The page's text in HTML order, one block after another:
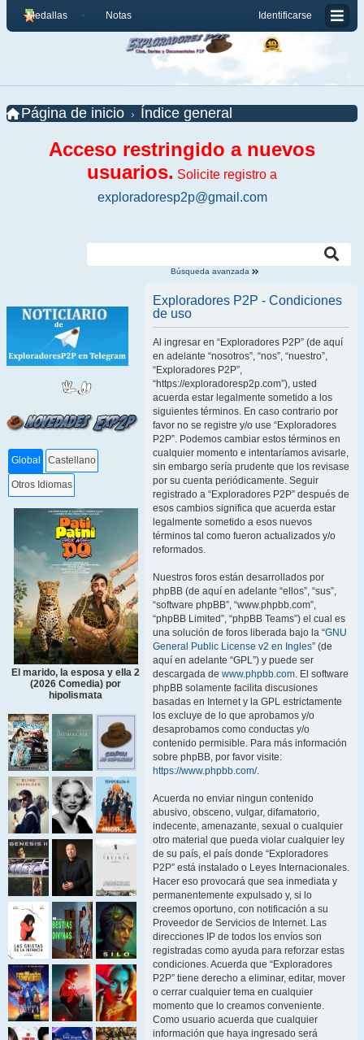
Identificarse
Medallas Notas
Página de inicio Índice general
Acceso restringido a nuevos
usuarios. Solicite registro a
exploradoresp2p@gmail.com
Búsqueda avanzada
Global Castellano
Otros Idiomas
El marido, la esposa y ella 2
(2026 Comedia) por
hipolismata
Exploradores P2P - Condiciones
de uso
Al ingresar en “Exploradores P2P” (de aquí
en adelante “nosotros”, “nos”, “nuestro”,
“Exploradores P2P”,
“https://exploradoresp2p.com”), usted
acuerda estar legalmente sometido a los
siguientes términos. En caso contrario por
favor no se registre y/o use “Exploradores
P2P”. Podemos cambiar estos términos en
cualquier momento e intentaríamos avisarle,
sin embargo sería prudente que los revisase
por su cuenta periódicamente. Seguir
registrado a “Exploradores P2P” después de
esos cambios significa que acuerda estar
legalmente sometido a esos nuevos
términos tal como fueron actualizados y/o
reformados.
Nuestros foros están desarrollados por
phpBB (de aquí en adelante “ellos”, “sus”,
“software phpBB”, “www.phpbb.com”,
“phpBB Limited”, “phpBB Teams”) el cual es
una solución de foros liberada bajo la “GNU
General Public License v2 en Ingles” (de
aquí en adelante “GPL”) y puede ser
descargada de www.phpbb.com. El software
phpBB solamente facilita discusiones
basadas en Internet y la GPL estrictamente
los excluye de lo que aprobamos y/o
desaprobamos como conductas y/o
contenido permisible. Para más información
sobre phpBB, por favor visite:
https://www.phpbb.com/.
Acuerda no enviar ningun contenido
abusivo, obsceno, vulgar, difamatorio,
indecente, amenazante, sexual o cualquier
otro material que pueda violar cualquier ley
de su país, el país donde “Exploradores
P2P” está instalado o Leyes Internacionales.
Hacer eso provocará que sea inmediata y
permanentemente expulsado y, si lo
creemos oportuno, con notificación a su
Proveedor de Servicios de Internet. Las
direcciones IP de todos los envíos son
registradas como ayuda para reforzar estas
condiciones. Acuerda que “Exploradores
P2P” tiene derecho a eliminar, editar, mover
o cerrar cualquier tema en cualquier
momento que lo creamos conveniente.
Como usuario acuerda que cualquier
información que haya ingresado será